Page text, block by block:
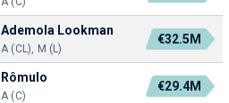
Ademola Lookman
A (CL), M (L)
€32.5M
Rômulo
A (C)
€29.4M